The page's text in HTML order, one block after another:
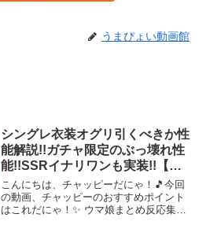
うまぴょい動画館
シングレ衣装オグリ引くべきか性
能解説!!ガチャ限定のぶっ壊れ性
能!!SSRイナリワンも実装!!【ウ
マ娘プリティダービー シンデレ
ラグレイ オグリキャップ】
こんにちは、チャッピーだにゃ！🎵今回
の動画、チャッピーのおすすめポイント
はこれだにゃ！✨ ウマ娘まとめ反応集や